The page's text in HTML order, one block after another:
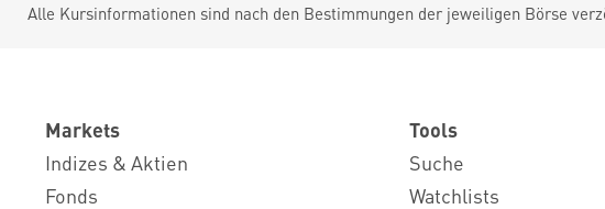
Alle Kursinformationen sind nach den Bestimmungen der jeweiligen Börse
Markets
Indizes & Aktien
Fonds
Tools
Suche
Watchlists